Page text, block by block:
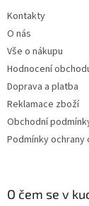
Kontakty
O nás
Vše o nákupu
Hodnocení
Doprava a platba
Reklamace zboží
Obchodní
Podmínky ochrany
O čem se v